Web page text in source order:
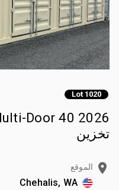
Lot 1020
تخزين
الموقع
Chehalis, WA